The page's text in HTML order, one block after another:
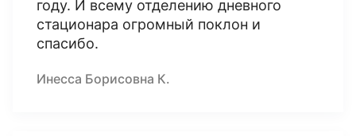
году. И всему отделению дневного
стационара огромный поклон и
спасибо.
Инесса Борисовна К.